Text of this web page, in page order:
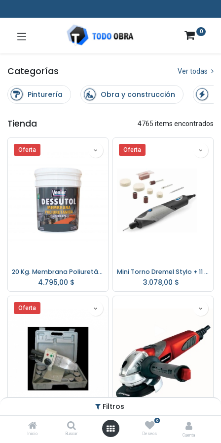
Filtros
Inicio Buscar
0
Deseos Cuenta
0
Categorías Ver todas
Pinturería Obra y construcción
Tienda 4765 items encontrados
Oferta
20 Kg. Membrana Poliuretánica Dessutol - BLANCO
4.795,00 $
Oferta
Mini Torno Dremel Stylo + 11 Accesorios Oferta !!!
3.078,00 $
Oferta